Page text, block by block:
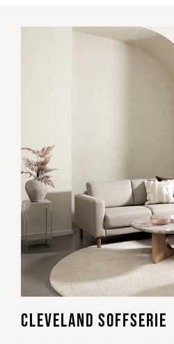
CLEVELAND SOFFSERIE